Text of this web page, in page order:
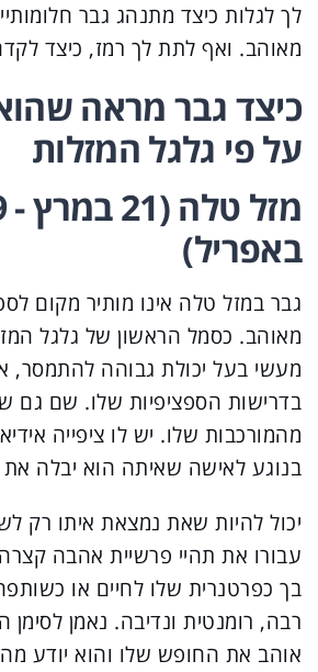
לך לגלות כיצד מתנהג גבר
מאוהב. ואף לתת לך רמז, כיצד
כיצד גבר מראה
על פי גלגל המזלות
באפריל)
גבר במזל טלה אינו מותיר מקום
מאוהב. כסמל הראשון של גלגל
מעשי בעל יכולת גבוהה להתמסר,
בדרישות הספציפיות שלו. שם גם
מהמורכבות שלו. יש לו ציפייה
בנוגע לאישה שאיתה הוא יבלה את
יכול להיות שאת נמצאת איתו רק
עבורו את תהיי פרשיית אהבה
בך כפרטנרית שלו לחיים או
רבה, רומנטית ונדיבה. נאמן לסימן
אוהב את החופש שלו והוא יודע מה